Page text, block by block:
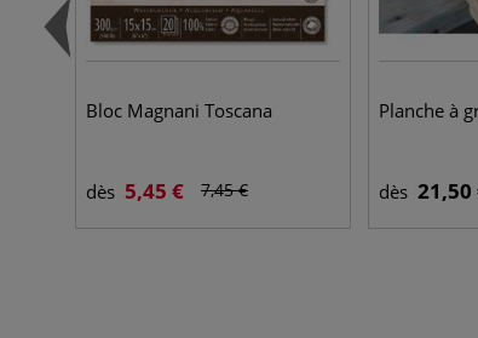
Bloc Magnani Toscana
dès 5,45 € 7,45 €
Planche à
dès 21,50